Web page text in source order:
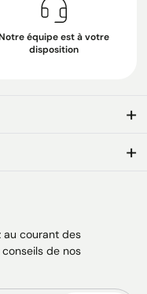
équipe est à votre
disposition
au courant des
de nos